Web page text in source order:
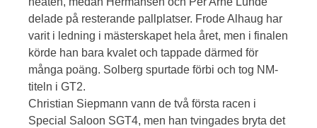
delade på resterande pallplatser. Frode Alhaug har
varit i ledning i mästerskapet hela året, men i finalen
körde han bara kvalet och tappade därmed för
många poäng. Solberg spurtade förbi och tog NM-
titeln i GT2.
Christian Siepmann vann de två första racen i
Special Saloon SGT4, men han tvingades bryta det